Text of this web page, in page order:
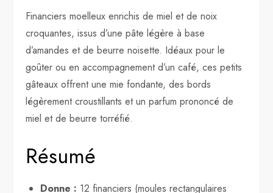
Financiers moelleux enrichis de miel et de noix
croquantes, issus d’une pâte légère à base
d’amandes et de beurre noisette. Idéaux pour le
goûter ou en accompagnement d’un café, ces petits
gâteaux offrent une mie fondante, des bords
légèrement croustillants et un parfum prononcé de
miel et de beurre torréfié.
Résumé
Donne : 12 financiers (moules rectangulaires